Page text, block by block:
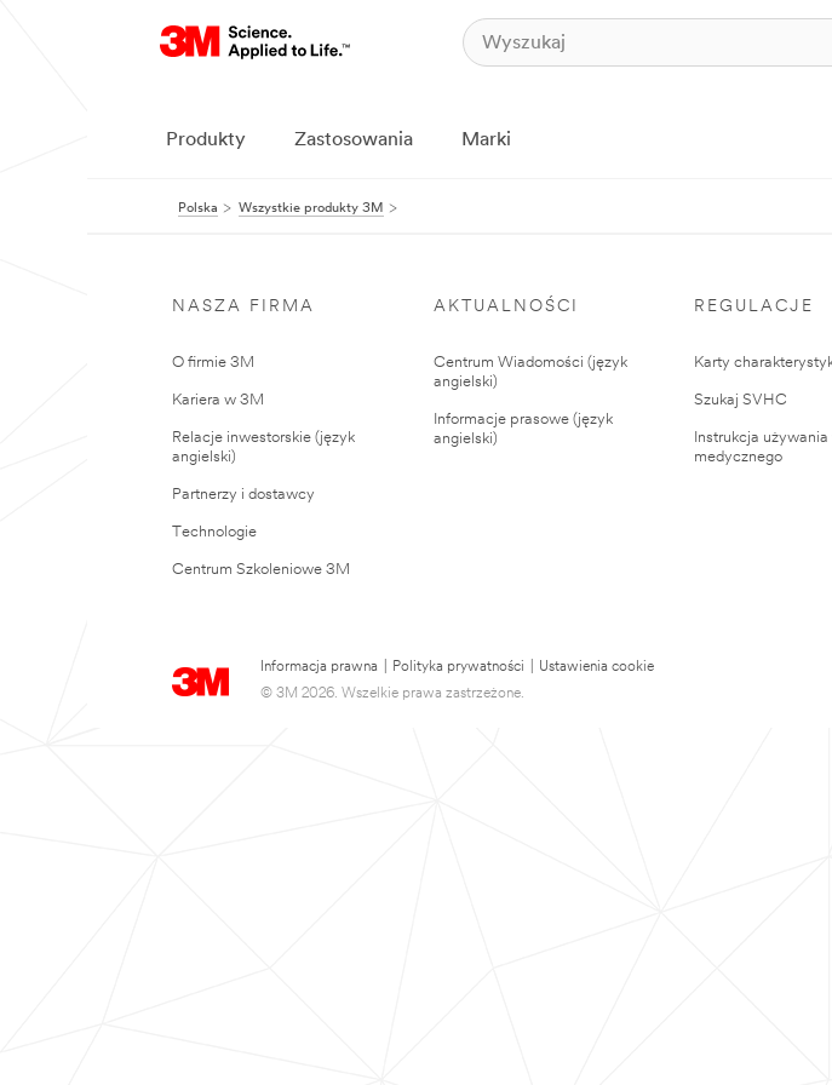
Produkty Zastosowania Marki
Polska Wszystkie produkty 3M
NASZA FIRMA
O firmie 3M
Kariera w 3M
Relacje inwestorskie (język
angielski)
Partnerzy i dostawcy
Technologie
Centrum Szkoleniowe 3M
AKTUALNOŚCI
Centrum Wiadomości (język
angielski)
Informacje prasowe (język
angielski)
REGULACJE
Karty
Szukaj SVHC
Instrukcja
medycznego
Informacja prawna Polityka prywatności
Ustawienia cookie
© 3M 2026. Wszelkie prawa zastrzeżone.